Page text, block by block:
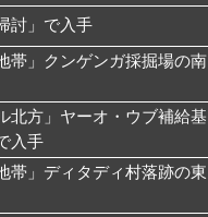
討」で入手
帯」クンゲンガ採掘場の南
北方」ヤーオ・ウブ補給基
入手
帯」ディタディ村落跡の東